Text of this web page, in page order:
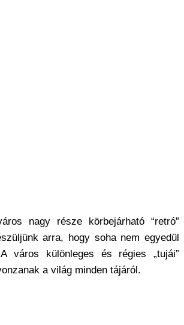
nagy része körbejárható “retró”
arra, hogy soha nem egyedül
város különleges és régies „tujái”
a világ minden tájáról.